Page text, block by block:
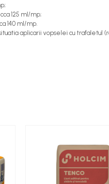
125 ml/mp;
140 ml/mp.
aplicarii vopselei cu trafaletul